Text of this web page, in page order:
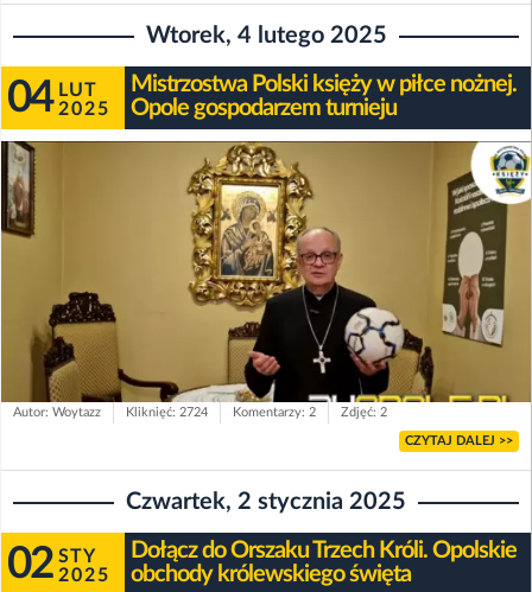
Wtorek, 4 lutego 2025
04 LUT
2025
Mistrzostwa Polski księży w piłce nożnej.
Opole gospodarzem turnieju
Autor: Woytazz Kliknięć: 2724 Komentarzy: 2 Zdjęć: 2
CZYTAJ DALEJ >>
Czwartek, 2 stycznia 2025
02 STY
2025
Dołącz do Orszaku Trzech Króli. Opolskie
obchody królewskiego święta